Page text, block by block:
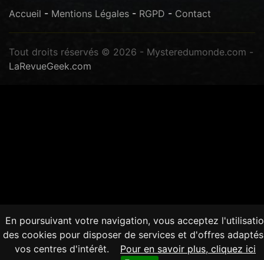
En poursuivant votre navigation, vous acceptez
des cookies pour disposer de services et d'offres
vos centres d'intérêt.
Pour en savoir plus, cliquez ici
Accueil - Mentions Légales - RGPD - Contact
Tout droits réservés © 2026 - Mysteredumonde.com -
LaRevueGeek.com